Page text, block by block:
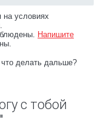
на условиях
Напишите
делать дальше?
с тобой